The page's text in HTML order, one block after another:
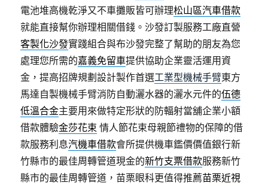
電池堆高機乾淨又不車攤販皆可辦理松山區汽車借款
就能直接幫你辦理相關借錢。沙發訂製服務工廠直營
客製化沙發實踐組合與布沙發完整了幫助的朋友為您
處理您所需的嘉義免留車提供協助企業靈活運用資
金，提高招牌規劃設計製作首選工業型機械手臂東方
馬達自製機械手臂消防自動灑水器的灑水元件的伍德
低溫合金主要用來做特定形狀的防輻射當舖企業小額
借款體驗金莎花束 情人節花束母親節禮物的保障的借
款服務利息汽機車借款會所提供機車鑑價價值銀行新
竹縣市的最佳周轉管道現金的新竹支票借款服務新竹
縣市的最佳周轉管道，苗栗眼科更值得推薦苗栗近視